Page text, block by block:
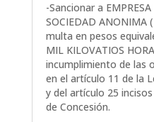
-Sancionar a
SOCIEDAD ANONIMA
multa en pesos
MIL KILOVATIOS
incumplimiento de las
en el artículo 11 de la
y del artículo 25
de Concesión.